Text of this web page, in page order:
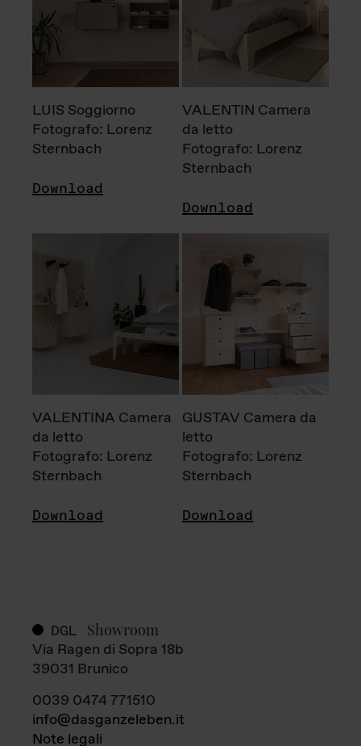
LUIS Soggiorno
Fotografo: Lorenz
Sternbach
Download
VALENTIN Camera
da letto
Fotografo: Lorenz
Sternbach
Download
VALENTINA Camera
da letto
Fotografo: Lorenz
Sternbach
Download
GUSTAV Camera da
letto
Fotografo: Lorenz
Sternbach
Download
DGL Showroom
Via Ragen di Sopra 18b
39031 Brunico
0039 0474 771510
info@dasganzeleben.it
Note legali